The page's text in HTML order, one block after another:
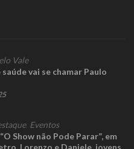
Vale
vai se chamar Paulo
, Eventos
Show não Pode Parar”, em